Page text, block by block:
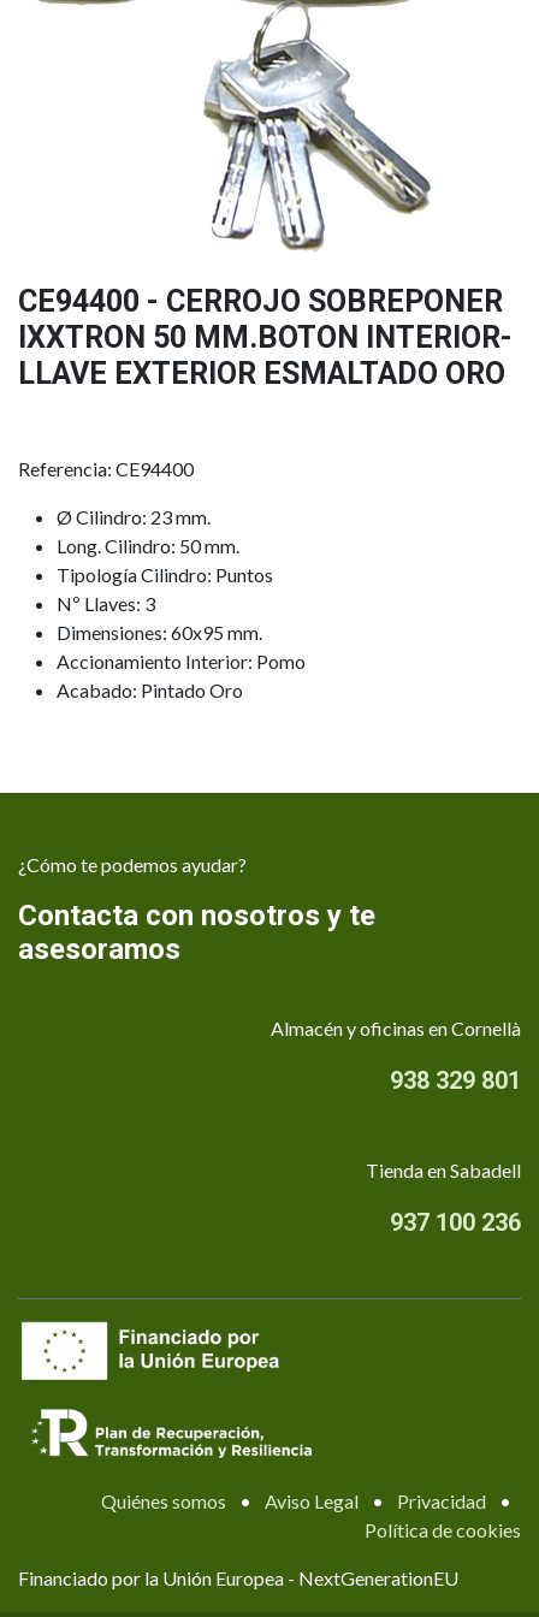
CE94400 - CERROJO SOBREPONER
IXXTRON 50 MM.BOTON INTERIOR-
LLAVE EXTERIOR ESMALTADO ORO
Referencia: CE94400
Ø Cilindro: 23 mm.
Long. Cilindro: 50 mm.
Tipología Cilindro: Puntos
Nº Llaves: 3
Dimensiones: 60x95 mm.
Accionamiento Interior: Pomo
Acabado: Pintado Oro
¿Cómo te podemos ayudar?
Contacta con nosotros y te
asesoramos
Almacén y oficinas en Cornellà
938 329 801
Tienda en Sabadell
937 100 236
Quiénes somos • Aviso Legal • Privacidad
•
Política de cookies
Financiado por la Unión Europea - NextGenerationEU